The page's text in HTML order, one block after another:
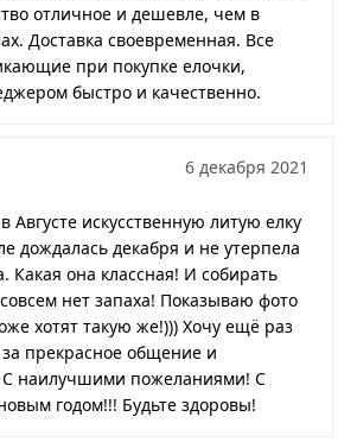
отличное и дешевле, чем в
Доставка своевременная. Все
при покупке елочки,
быстро и качественно.
6 декабря 2021
Августе искусственную литую елку
дождалась декабря и не утерпела
Какая она классная! И собирать
нет запаха! Показываю фото
хотят такую же!))) Хочу ещё раз
за прекрасное общение и
С наилучшими пожеланиями! С
годом!!! Будьте здоровы!